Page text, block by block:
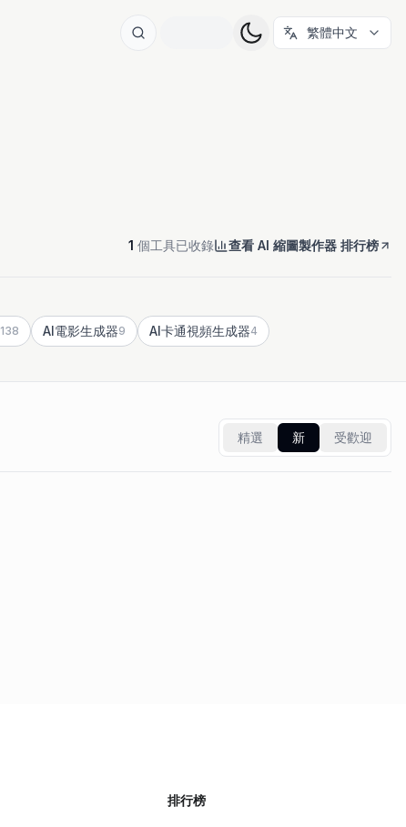
繁體中文
1 個工具已收錄 查看 AI 縮圖製作器 排行榜
138 AI電影生成器9 AI卡通視頻生成器4
精選 新 受歡迎
排行榜